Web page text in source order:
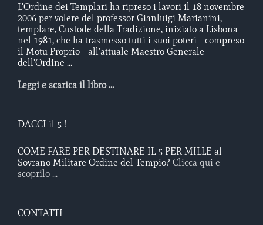
L'Ordine dei Templari ha ripreso i lavori il 18 novembre
2006 per volere del professor Gianluigi Marianini,
templare, Custode della Tradizione, iniziato a Lisbona
nel 1981, che ha trasmesso tutti i suoi poteri - compreso
il Motu Proprio - all'attuale Maestro Generale
dell'Ordine ...
Leggi e scarica il libro ...
DACCI il 5 !
COME FARE PER DESTINARE IL 5 PER MILLE al
Sovrano Militare Ordine del Tempio? Clicca qui e
scoprilo ...
CONTATTI